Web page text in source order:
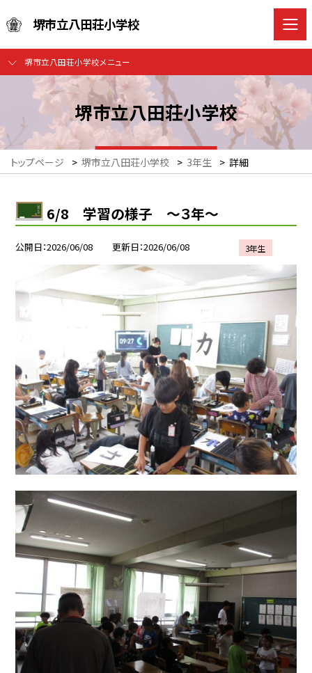
堺市立八田荘小学校
堺市立八田荘小学校メニュー
堺市立八田荘小学校
トップページ > 堺市立八田荘小学校 > 3年生 > 詳細
6/8 学習の様子 ～３年～
公開日 2026/06/08 更新日 2026/06/08 3年生